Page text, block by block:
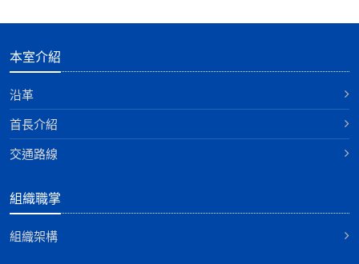
本室介紹
沿革
首長介紹
交通路線
組織職掌
組織架構